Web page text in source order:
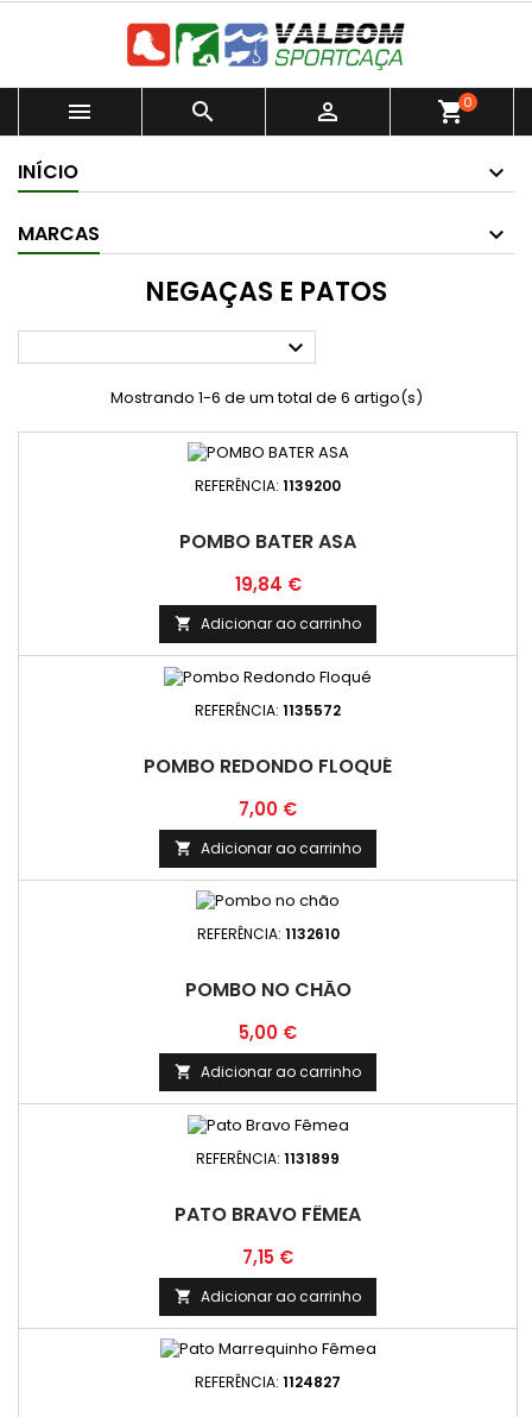
   shopping_cart0
INÍCIO
MARCAS
NEGAÇAS E PATOS

Mostrando 1-6 de um total de 6 artigo(s)
REFERÊNCIA: 1139200
POMBO BATER ASA
Preço
19,84 €
 Adicionar ao carrinho
REFERÊNCIA: 1135572
POMBO REDONDO FLOQUÉ
Preço
7,00 €
 Adicionar ao carrinho
REFERÊNCIA: 1132610
POMBO NO CHÃO
Preço
5,00 €
 Adicionar ao carrinho
REFERÊNCIA: 1131899
PATO BRAVO FÊMEA
Preço
7,15 €
 Adicionar ao carrinho
REFERÊNCIA: 1124827